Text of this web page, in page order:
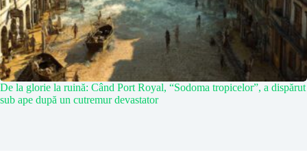
De la glorie la ruină: Când Port Royal, “Sodoma tropicelor”, a dispărut
sub ape după un cutremur devastator